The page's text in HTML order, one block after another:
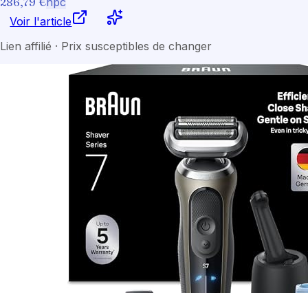
Voir l'article
Lien affilié · Prix susceptibles de changer